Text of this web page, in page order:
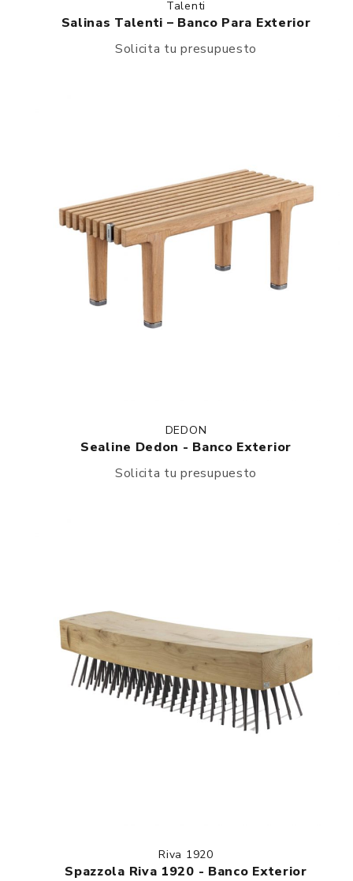
Talenti
Salinas Talenti – Banco Para Exterior
Solicita tu presupuesto
DEDON
Sealine Dedon - Banco Exterior
Solicita tu presupuesto
Riva 1920
Spazzola Riva 1920 - Banco Exterior